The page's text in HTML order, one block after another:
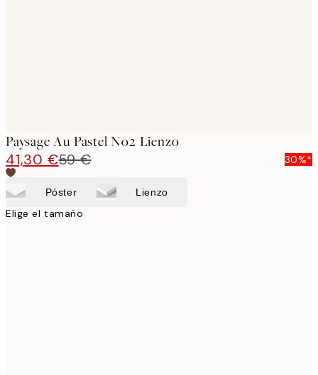
Paysage Au Pastel No2 Lienzo
41,30 €59 € 30%*
Póster Lienzo
Elige el tamaño